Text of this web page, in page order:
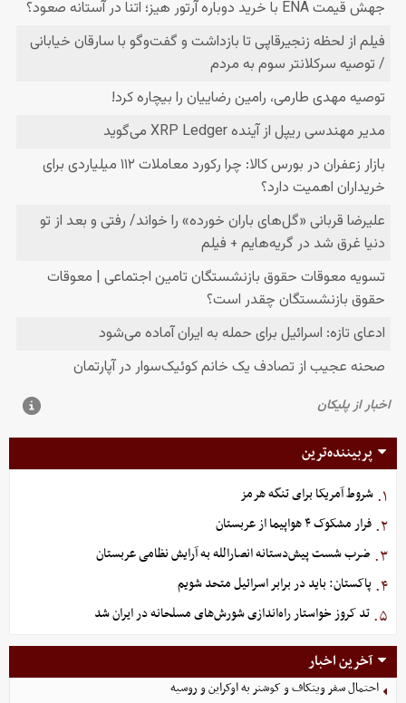
پربیننده‌ترین
۱. شروط آمریکا برای تنگه هرمز
۲. فرار مشکوک ۴ هواپیما از عربستان
۳. ضرب شست پیش‌دستانه انصارالله به آرایش نظامی عربستان
۴. پاکستان: باید در برابر اسرائیل متحد شویم
۵. تد کروز خواستار راه‌اندازی شورش‌های مسلحانه در ایران شد
آخرین اخبار
احتمال سفر ویتکاف و کوشنر به اوکراین و روسیه